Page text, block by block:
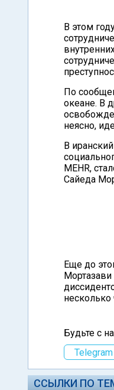
В этом
По
океане. В
неясно,
В
MEHR,
Сайеда
Еще до
несколько
Будьте с
Telegram
ССЫЛКИ ПО